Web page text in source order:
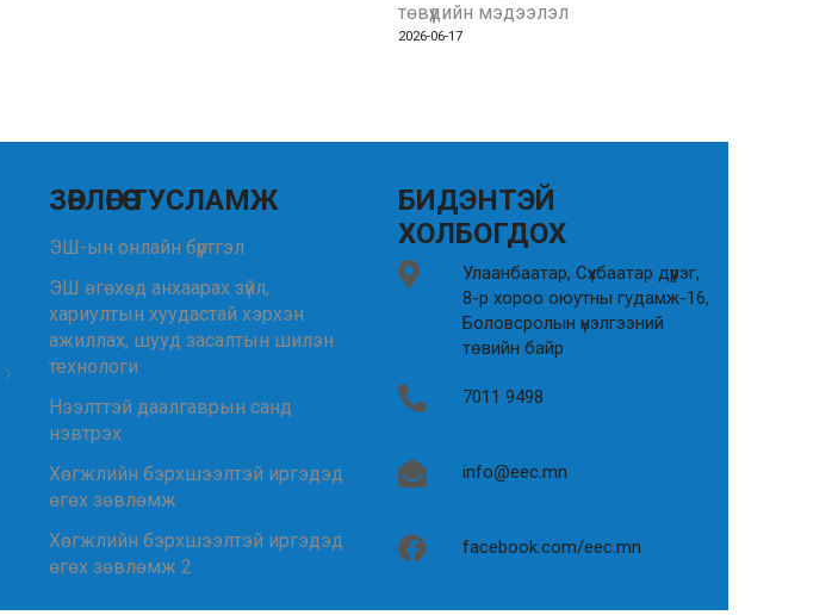
төвүүдийн мэдээлэл
2026-06-17
ЗӨВЛӨГӨӨ ТУСЛАМЖ
ЭШ-ын онлайн бүртгэл
ЭШ өгөхөд анхаарах зүйл,
хариултын хуудастай хэрхэн
ажиллах, шууд засалтын шилэн
технологи
Нээлттэй даалгаврын санд
нэвтрэх
Хөгжлийн бэрхшээлтэй иргэдэд
өгөх зөвлөмж
Хөгжлийн бэрхшээлтэй иргэдэд
өгөх зөвлөмж 2
БИДЭНТЭЙ
ХОЛБОГДОХ
Улаанбаатар, Сүхбаатар дүүрэг,
8-р хороо оюутны гудамж-16,
Боловсролын үнэлгээний
төвийн байр
7011 9498
info@eec.mn
facebook.com/eec.mn